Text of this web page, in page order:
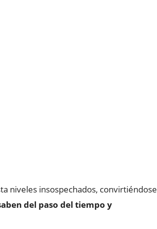
niveles insospechados, convirtiéndose
del paso del tiempo y